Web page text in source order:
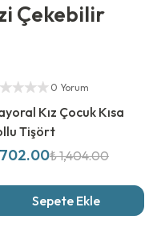
Yetkili Satıcı
0 Yorum
Kız Çocuk Kısa
Tişört
₺ 1,404.00
Sepete Ekle